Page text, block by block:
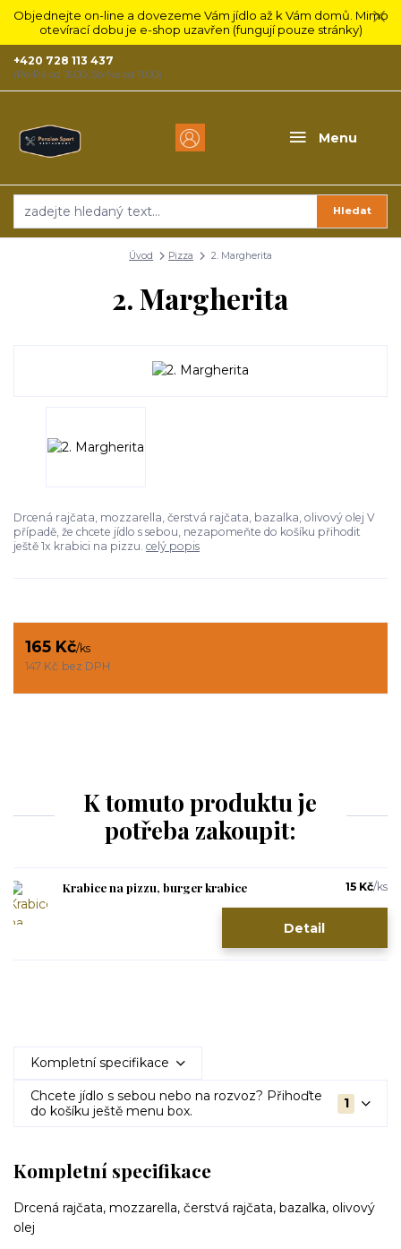
Objednejte on-line a dovezeme Vám jídlo až k Vám domů. Mimo
otevírací dobu je e-shop uzavřen (fungují pouze stránky)
Menu
Hledat
+420 728 113 437
(Po-Pá od 16:00, So-Ne od 11:00)
Úvod Pizza 2. Margherita
2. Margherita
Drcená rajčata, mozzarella, čerstvá rajčata, bazalka, olivový olej V
případě, že chcete jídlo s sebou, nezapomeňte do košíku přihodit
ještě 1x krabici na pizzu. celý popis
165 Kč/ks
147 Kč bez DPH
K tomuto produktu je
potřeba zakoupit:
Krabice na pizzu, burger krabice 15 Kč/ks
Detail
Kompletní specifikace
Chcete jídlo s sebou nebo na rozvoz? Přihoďte
do košíku ještě menu box.
1
Kompletní specifikace
Drcená rajčata, mozzarella, čerstvá rajčata, bazalka, olivový
olej